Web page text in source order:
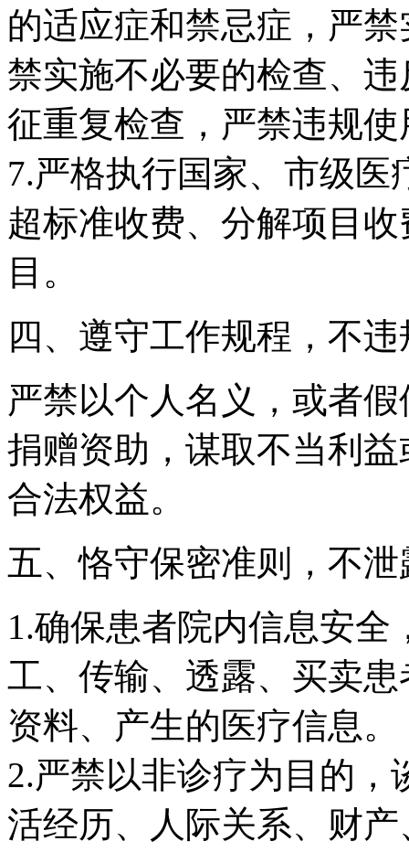
的适应症和禁忌症，严
禁实施不必要的检查、
征重复检查，严禁违规
7.严格执行国家、市级
超标准收费、分解项目
目。
四、遵守工作规程，不
严禁以个人名义，或者
捐赠资助，谋取不当利
合法权益。
五、恪守保密准则，不
1.确保患者院内信息安
工、传输、透露、买卖
资料、产生的医疗信息。
2.严禁以非诊疗为目的
活经历、人际关系、财